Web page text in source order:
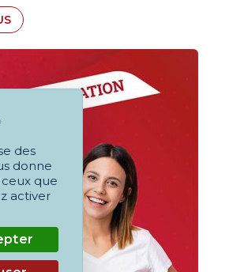
des
donne
que
activer